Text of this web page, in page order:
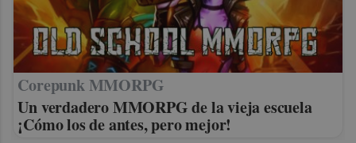
Corepunk MMORPG
Un verdadero MMORPG de la vieja escuela
¡Cómo los de antes, pero mejor!